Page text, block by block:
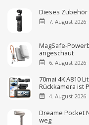
Dieses Zubehör
7. August 2026
MagSafe-
angeschaut
6. August 2026
70mai 4K A810
Rückkamera ist
4. August 2026
Dreame Pocket
weg